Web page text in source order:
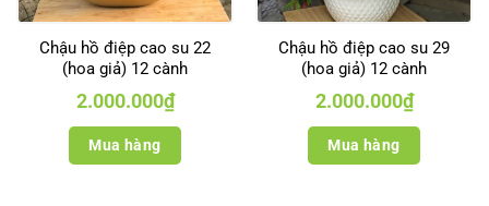
Chậu hồ điệp cao su 22
(hoa giả) 12 cành
2.000.000₫
Mua hàng
Chậu hồ điệp cao su 29
(hoa giả) 12 cành
2.000.000₫
Mua hàng